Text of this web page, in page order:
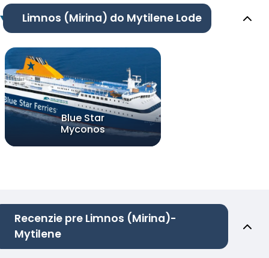
Limnos (Mirina) do Mytilene Lode
Blue Star
Myconos
Recenzie pre Limnos (Mirina)-
Mytilene